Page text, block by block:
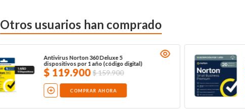
Otros usuarios han comprado
Antivirus Norton 360 Deluxe 5
dispositivos por 1 año (código digital)
$ 119.900 $159.900
COMPRAR AHORA